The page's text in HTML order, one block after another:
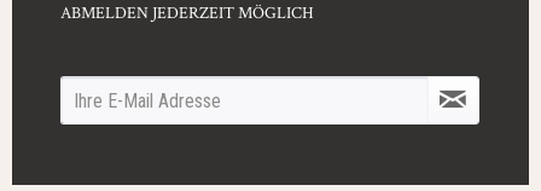
ABMELDEN JEDERZEIT MÖGLICH